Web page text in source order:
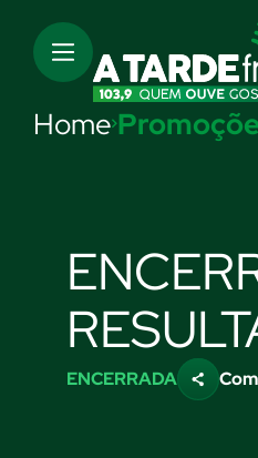
Home
ENCERRADA